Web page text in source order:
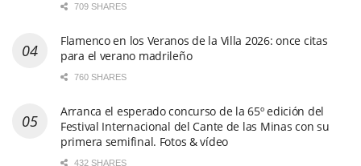
709 SHARES
Flamenco en los Veranos de la Villa 2026: once citas
para el verano madrileño
760 SHARES
Arranca el esperado concurso de la 65º edición del
Festival Internacional del Cante de las Minas con su
primera semifinal. Fotos & vídeo
432 SHARES